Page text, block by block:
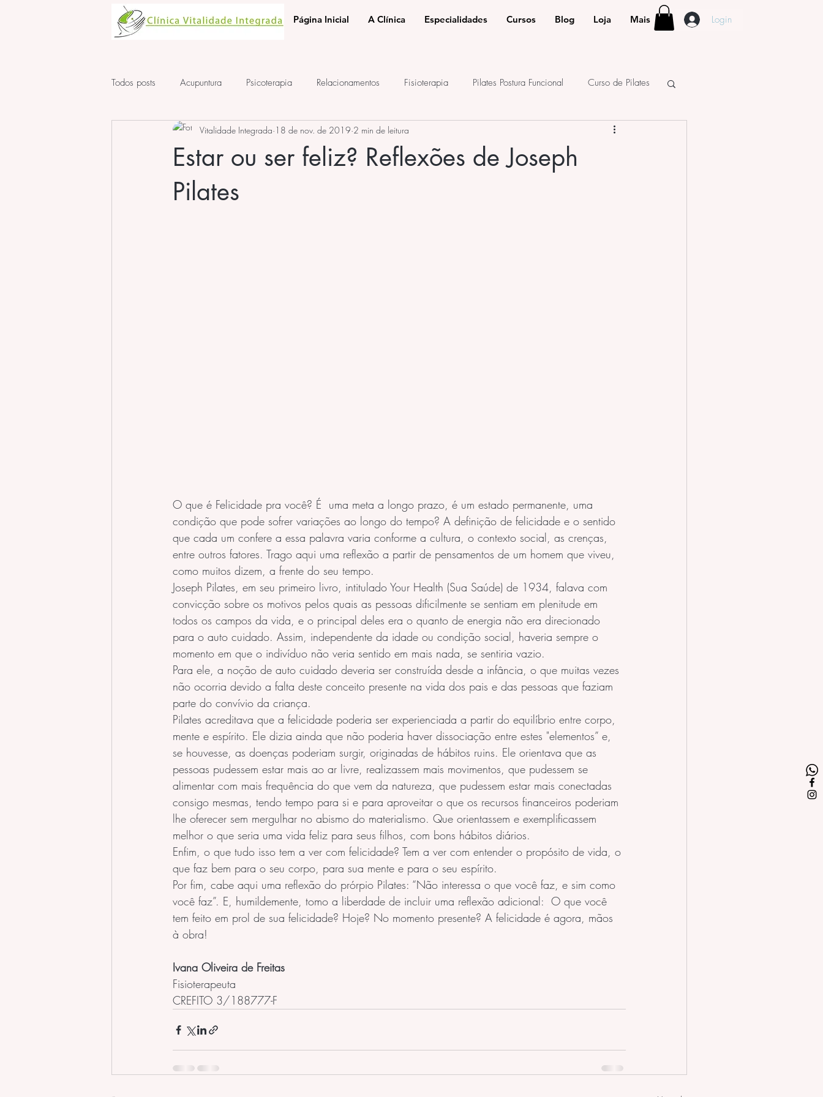
Página Inicial A Clínica Especialidades Cursos Blog Loja Mais Login
Todos posts Acupuntura Psicoterapia Relacionamentos Fisioterapia Pilates Postura Funcional Curso de Pilates
Aula de Acupuntura ansiedade ponto de acupuntura terapia auricular
Estar ou ser feliz? Reflexões de Joseph
Pilates
Vitalidade Integrada 18 de nov. de 2019 2 min de leitura
O que é Felicidade pra você? É  uma meta a longo prazo, é um estado permanente, uma
condição que pode sofrer variações ao longo do tempo? A definição de felicidade e o sentido
que cada um confere a essa palavra varia conforme a cultura, o contexto social, as crenças,
entre outros fatores. Trago aqui uma reflexão a partir de pensamentos de um homem que viveu,
como muitos dizem, a frente do seu tempo.
Joseph Pilates, em seu primeiro livro, intitulado Your Health (Sua Saúde) de 1934, falava com
convicção sobre os motivos pelos quais as pessoas dificilmente se sentiam em plenitude em
todos os campos da vida, e o principal deles era o quanto de energia não era direcionado
para o auto cuidado. Assim, independente da idade ou condição social, haveria sempre o
momento em que o indivíduo não veria sentido em mais nada, se sentiria vazio.
Para ele, a noção de auto cuidado deveria ser construída desde a infância, o que muitas vezes
não ocorria devido a falta deste conceito presente na vida dos pais e das pessoas que faziam
parte do convívio da criança.
Pilates acreditava que a felicidade poderia ser experienciada a partir do equilíbrio entre corpo,
mente e espírito. Ele dizia ainda que não poderia haver dissociação entre estes "elementos” e,
se houvesse, as doenças poderiam surgir, originadas de hábitos ruins. Ele orientava que as
pessoas pudessem estar mais ao ar livre, realizassem mais movimentos, que pudessem se
alimentar com mais frequência do que vem da natureza, que pudessem estar mais conectadas
consigo mesmas, tendo tempo para si e para aproveitar o que os recursos financeiros poderiam
lhe oferecer sem mergulhar no abismo do materialismo. Que orientassem e exemplificassem
melhor o que seria uma vida feliz para seus filhos, com bons hábitos diários.
Enfim, o que tudo isso tem a ver com felicidade? Tem a ver com entender o propósito de vida, o
que faz bem para o seu corpo, para sua mente e para o seu espírito.
Por fim, cabe aqui uma reflexão do prórpio Pilates: “Não interessa o que você faz, e sim como
você faz”. E, humildemente, tomo a liberdade de incluir uma reflexão adicional:  O que você
tem feito em prol de sua felicidade? Hoje? No momento presente? A felicidade é agora, mãos
à obra!
Ivana Oliveira de Freitas
Fisioterapeuta
CREFITO 3/188777-F